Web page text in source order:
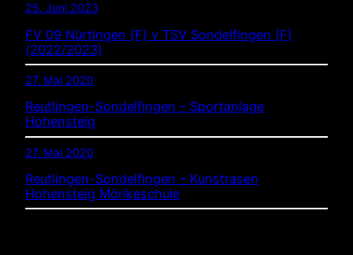
25. Juni 2023
FV 09 Nürtingen (F) v TSV Sondelfingen (F)
(2022/2023)
27. Mai 2020
Reutlingen-Sondelfingen – Sportanlage
Hohensteig
27. Mai 2020
Reutlingen-Sondelfingen – Kunstrasen
Hohensteig Mörikeschule